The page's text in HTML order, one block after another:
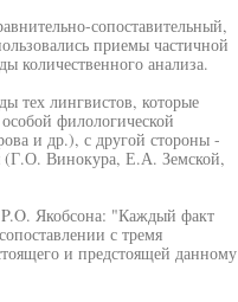
сопоставительный,
приемы частичной
количественного анализа.
тех лингвистов, которые
филологической
и др.), с другой стороны -
(Г.О. Винокура, Е.А. Земской,
Якобсона: "Каждый факт
с тремя
и предстоящей данному